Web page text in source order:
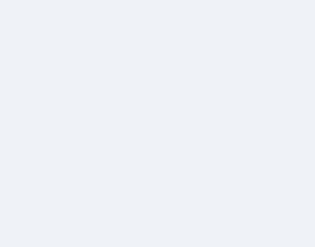
英語が「聞こえる・分かる・
【海外ツアー完全ガイド】ア
梅干しを毎日食べたらどうな
ブルーベリーを毎日食べた
バナナを毎日食べたらどうな